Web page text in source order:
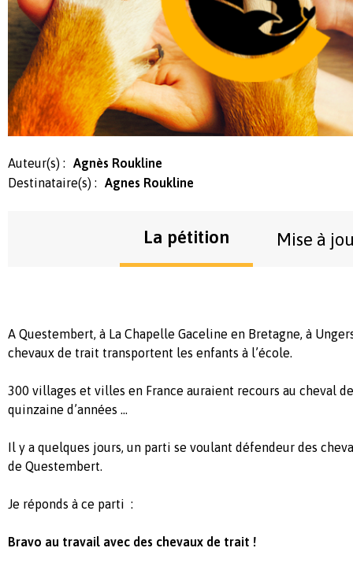
Auteur(s) :
Agnès Roukline
Destinataire(s) :
Agnes Roukline
La pétition Mise à
A Questembert, à La Chapelle Gaceline en Bretagne, à
chevaux de trait transportent les enfants à l’école.
300 villages et villes en France auraient recours au cheval
quinzaine d’années …
Il y a quelques jours, un parti se voulant défendeur des
de Questembert.
Je réponds à ce parti :
Bravo au travail avec des chevaux de trait !